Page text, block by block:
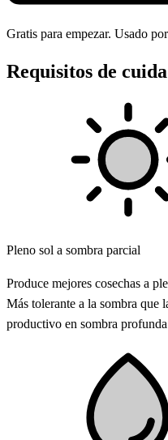
Gratis para empezar. Usado
Requisitos de
Pleno sol a sombra parcial
Produce mejores cosechas a
Más tolerante a la sombra que
productivo en sombra